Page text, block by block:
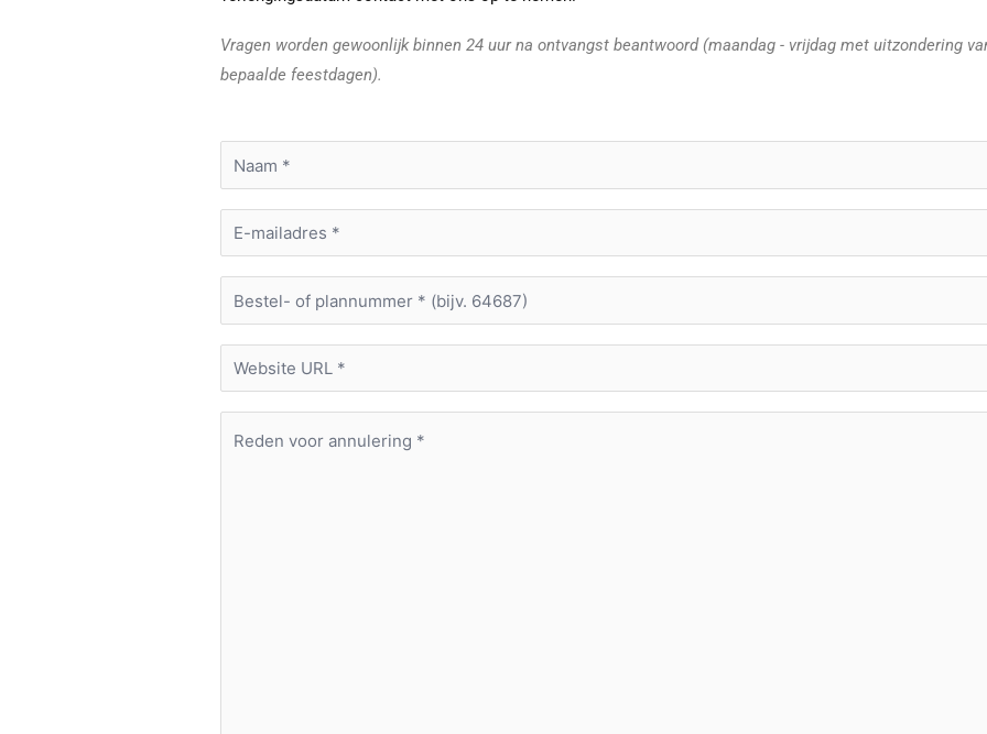
Vragen worden gewoonlijk binnen 24 uur na ontvangst beantwoord (maandag - vrijdag met uitzondering
bepaalde feestdagen).